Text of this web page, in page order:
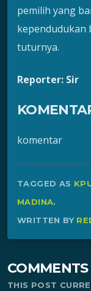
pemilih yang
kependudukan
tuturnya.
Reporter: Sir
komentar
TAGGED AS
MADINA.
WRITTEN BY
COMMENTS
THIS POST